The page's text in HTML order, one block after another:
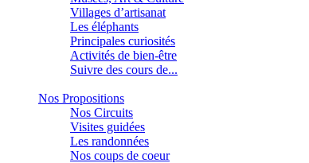
Villages d’artisanat
Les éléphants
Principales curiosités
Activités de bien-être
Suivre des cours de...
Nos Propositions
Nos Circuits
Visites guidées
Les randonnées
Nos coups de coeur